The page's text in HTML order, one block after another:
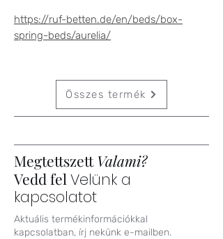
https://ruf-betten.de/en/beds/box-
spring-beds/aurelia/
Összes termék
Megtettszett Valami?
Vedd fel Velünk a
kapcsolatot
Aktuális termékinformációkkal
kapcsolatban, írj nekünk e-mailben.